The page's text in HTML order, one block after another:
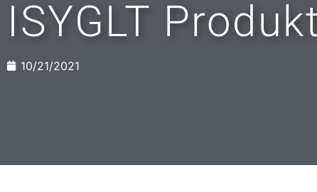
ISYGLT
10/21/2021